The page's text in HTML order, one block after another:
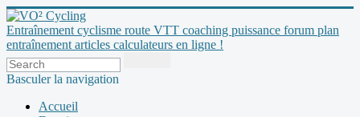
Entraînement cyclisme route VTT coaching puissance forum plan
entraînement articles calculateurs en ligne !
Basculer la navigation
Accueil